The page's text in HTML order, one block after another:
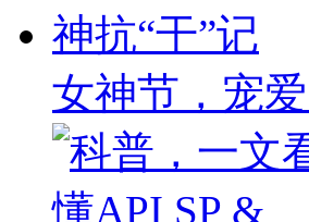
女神节，宠